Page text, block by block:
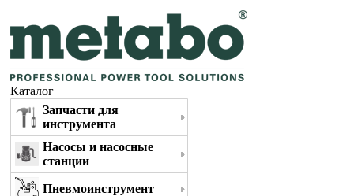
Каталог
Запчасти для
инструмента
Насосы и насосные
станции
Пневмоинструмент